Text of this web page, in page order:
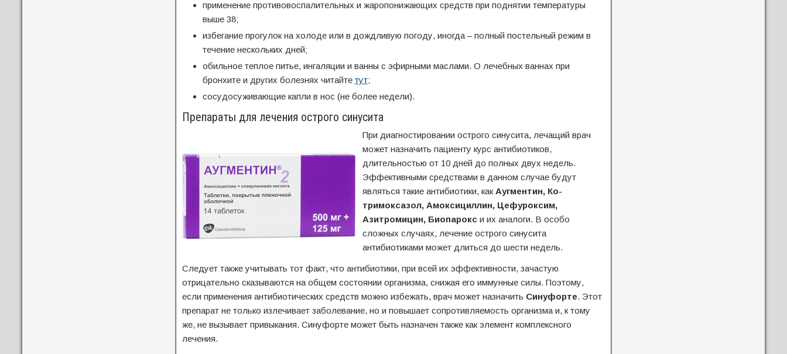
применение противовоспалительных и жаропонижающих средств при поднятии температуры
выше 38;
избегание прогулок на холоде или в дождливую погоду, иногда – полный постельный режим в
течение нескольких дней;
обильное теплое питье, ингаляции и ванны с эфирными маслами. О лечебных ваннах при
бронхите и других болезнях читайте тут;
сосудосуживающие капли в нос (не более недели).
Препараты для лечения острого синусита
При диагностировании острого синусита, лечащий врач
может назначить пациенту курс антибиотиков,
длительностью от 10 дней до полных двух недель.
Эффективными средствами в данном случае будут
являться такие антибиотики, как Аугментин, Ко-
тримоксазол, Амоксициллин, Цефуроксим,
Азитромицин, Биопарокси их аналоги. В особо
сложных случаях, лечение острого синусита
антибиотиками может длиться до шести недель.
Следует также учитывать тот факт, что антибиотики, при всей их эффективности, зачастую
отрицательно сказываются на общем состоянии организма, снижая его иммунные силы. Поэтому,
если применения антибиотических средств можно избежать, врач может назначить Синуфорте. Этот
препарат не только излечивает заболевание, но и повышает сопротивляемость организма и, к тому
же, не вызывает привыкания. Синуфорте может быть назначен также как элемент комплексного
лечения.